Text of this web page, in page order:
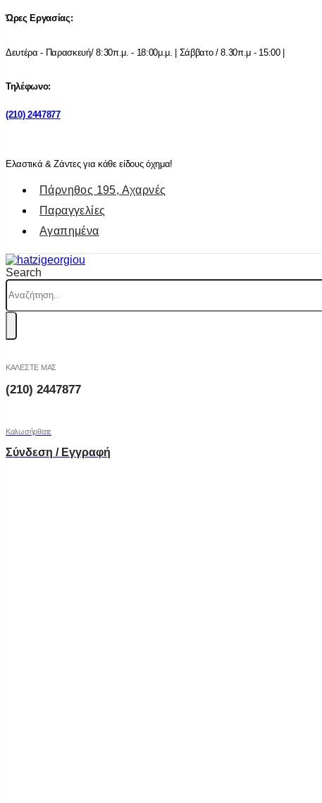
Ώρες Εργασίας:
Δευτέρα - Παρασκευή/ 8:30π.μ. - 18:00μ.μ. | Σάββατο / 8.30π.μ - 15:00 |
Τηλέφωνο:
(210) 2447877
Ελαστικά & Ζάντες για κάθε είδους όχημα!
Πάρνηθος 195, Αχαρνές
Παραγγελίες
Αγαπημένα
Search
ΚΑΛΕΣΤΕ ΜΑΣ
(210) 2447877
Καλωσήρθατε
Σύνδεση / Εγγραφή